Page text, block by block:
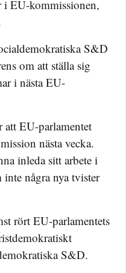
i EU-kommissionen,
S&D
om att ställa sig
i nästa EU-
EU-parlamentet
nästa vecka.
inleda sitt arbete i
några nya tvister
rört EU-parlamentets
S&D.